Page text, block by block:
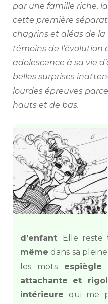
par une famille riche,
cette première
chagrins et aléas de la
témoins de l’évolution
adolescence à sa vie
belles surprises
lourdes épreuves
hauts et de bas.
d’enfant. Elle reste
même dans sa pleine
les mots espiègle
attachante
et
intérieure qui me